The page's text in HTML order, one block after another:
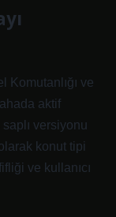
Komutanlığı ve
aktif
versiyonu
konut tipi
ve kullanıcı